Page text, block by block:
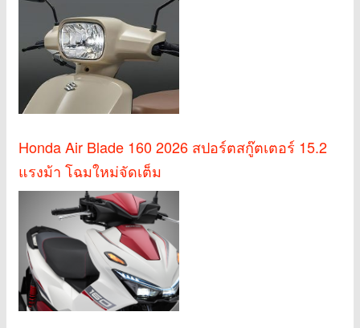
Honda Air Blade 160 2026 สปอร์ตสกู๊ตเตอร์ 15.2
แรงม้า โฉมใหม่จัดเต็ม